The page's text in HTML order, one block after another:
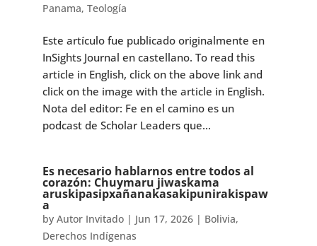
Panama, Teología
Este artículo fue publicado originalmente en
InSights Journal en castellano. To read this
article in English, click on the above link and
click on the image with the article in English.
Nota del editor: Fe en el camino es un
podcast de Scholar Leaders que...
Es necesario hablarnos entre todos al
corazón: Chuymaru jiwaskama
aruskipasipxañanakasakipunirakispaw
a
by Autor Invitado| Jun 17, 2026| Bolivia,
Derechos Indígenas